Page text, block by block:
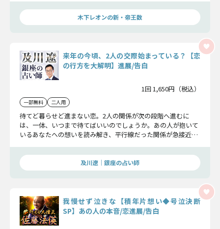
木下レオンの新・帝王数
来年の今頃、2人の交際始まっている？【恋
の行方を大解明】進展/告白
1回 1,650円（税込）
一部無料 二人用
待てど暮らせど進まない恋。2人の関係が次の段階へ進むに
は、一体、いつまで待てばいいのでしょうか。あの人が抱いて
いるあなたへの想いを読み解き、平行線だった関係が急接近す
す。
及川遼｜銀座の占い師
我慢せず泣きな【積年片想い◆号泣決断
SP】あの人の本音/恋進展/告白